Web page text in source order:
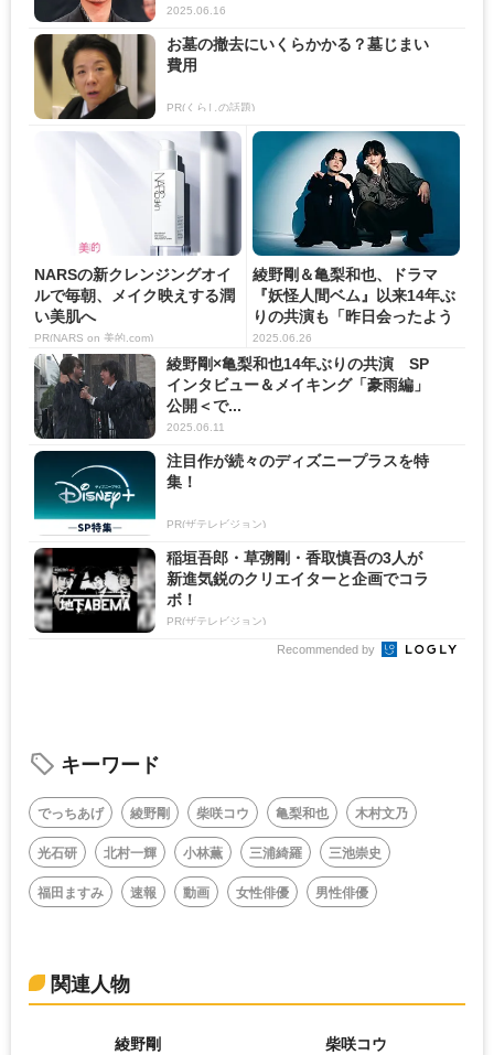
2025.06.16
お墓の撤去にいくらかかる？墓じまい
費用
PR(くらしの話題)
NARSの新クレンジングオイ
ルで毎朝、メイク映えする潤
い美肌へ
PR(NARS on 美的.com)
綾野剛＆亀梨和也、ドラマ
『妖怪人間ベム』以来14年ぶ
りの共演も「昨日会ったよう
な...
2025.06.26
綾野剛×亀梨和也14年ぶりの共演 SP
インタビュー＆メイキング「豪雨編」
公開＜で...
2025.06.11
注目作が続々のディズニープラスを特
集！
PR(ザテレビジョン)
稲垣吾郎・草彅剛・香取慎吾の3人が
新進気鋭のクリエイターと企画でコラ
ボ！
PR(ザテレビジョン)
Recommended by
キーワード
でっちあげ 綾野剛 柴咲コウ 亀梨和也
木村文乃
光石研
北村一輝 小林薫 三浦綺羅
三池崇史
福田ますみ
速報 動画 女性俳優 男性俳優
関連人物
綾野剛 柴咲コウ